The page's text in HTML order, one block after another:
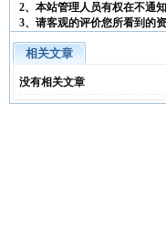
2、本站管理人员有权在不通
3、请客观的评价您所看到的
相关文章
没有相关文章